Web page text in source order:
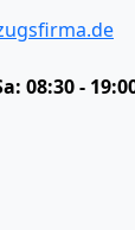
08:30 -